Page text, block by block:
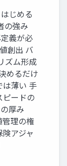
じめる
の強み
義が必
創出 バ
ズム形成
めるだけ
は薄い 手
ードの
厚み
理の権
アジャ